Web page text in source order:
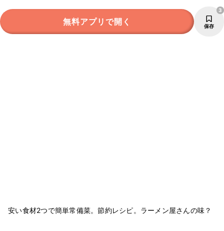
無料アプリで開く 保存
3
安い食材2つで簡単常備菜。節約レシピ。ラーメン屋さんの味？